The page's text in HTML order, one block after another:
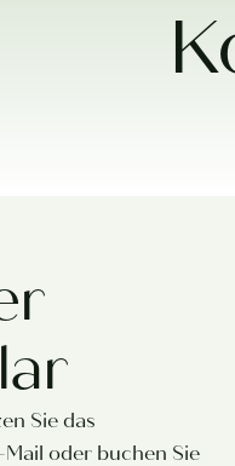
Sie das
oder buchen Sie